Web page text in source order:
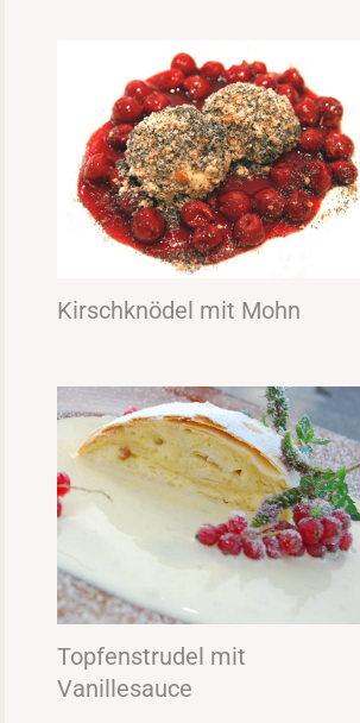
Kirschknödel mit Mohn
Topfenstrudel mit
Vanillesauce